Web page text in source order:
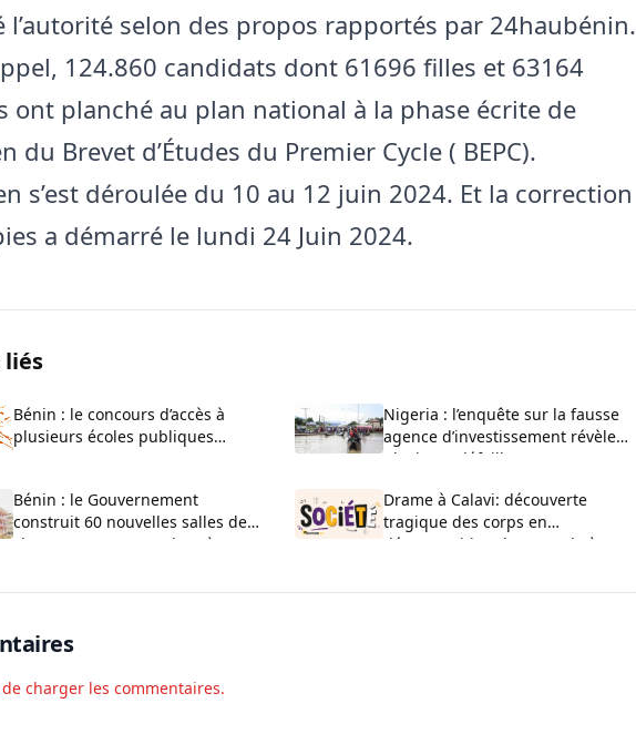
l’autorité selon des propos rapportés par 24haubénin.
124.860 candidats dont 61696 filles et 63164
ont planché au plan national à la phase écrite de
du Brevet d’Études du Premier Cycle ( BEPC).
s’est déroulée du 10 au 12 juin 2024. Et la correction
a démarré le lundi 24 Juin 2024.
Bénin : le concours d’accès à
plusieurs écoles publiques
Nigeria : l’enquête sur la fausse
agence d’investissement révèle
plusieurs défaillances
Bénin : le Gouvernement
construit 60 nouvelles salles de
classe au CEG La Verdure à
Drame à Calavi: découverte
tragique des corps en
décomposition d’un couple à
charger les commentaires.